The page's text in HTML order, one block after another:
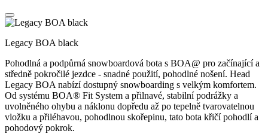
Legacy BOA black
Pohodlná a podpůrná snowboardová bota s BOA@ pro začínající a
středně pokročilé jezdce - snadné použití, pohodlné nošení. Head
Legacy BOA nabízí dostupný snowboarding s velkým komfortem.
Od systému BOA® Fit System a přilnavé, stabilní podrážky a
uvolněného ohybu a náklonu dopředu až po tepelně tvarovatelnou
vložku a přiléhavou, pohodlnou skořepinu, tato bota křičí pohodlí a
pohodový pokrok.